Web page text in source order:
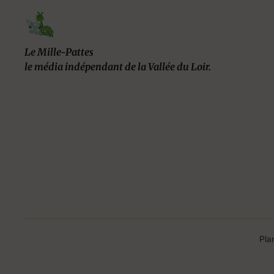
Le Mille-Pattes
le média indépendant de la Vallée du Loir.